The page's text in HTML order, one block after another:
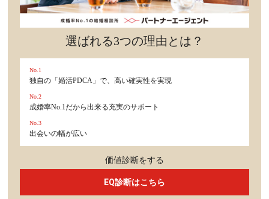
驚き
選ばれる3つの理由とは？
No.1
独自の「婚活PDCA」で、高い確実性を実現
No.2
成婚率No.1だから出来る充実のサポート
No.3
出会いの幅が広い
価値診断をする
EQ診断はこちら